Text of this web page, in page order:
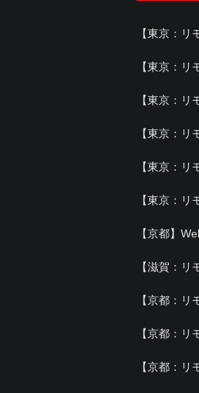
【東京：
【東京：リ
【東京：リ
【東京：
【東京：
【東京：
【京都】
【滋賀：リ
【京都：リ
【京都：リ
【京都：